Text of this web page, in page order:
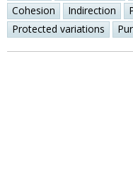
Cohesion
Indirection
Protected variations